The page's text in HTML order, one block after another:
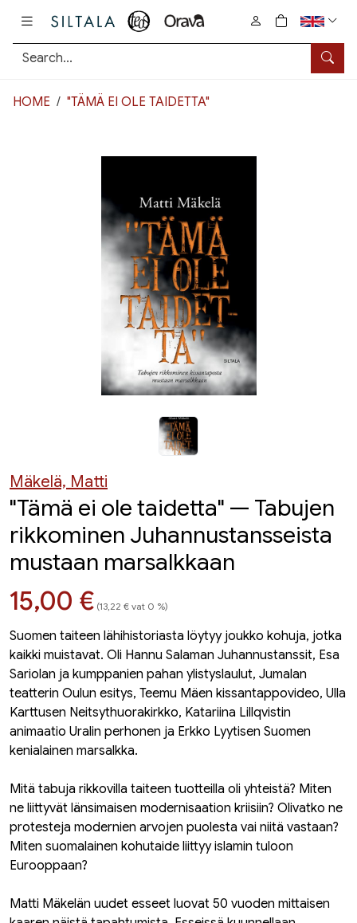
0
tuotetta
HOME "TÄMÄ EI OLE TAIDETTA"
Mäkelä, Matti
"Tämä ei ole taidetta" — Tabujen
rikkominen Juhannustansseista
mustaan marsalkkaan
Hinta nyt
15,00 € (13,22 € vat 0 %)
Suomen taiteen lähihistoriasta löytyy joukko kohuja, jotka
kaikki muistavat. Oli Hannu Salaman Juhannustanssit, Esa
Sariolan ja kumppanien pahan ylistyslaulut, Jumalan
teatterin Oulun esitys, Teemu Mäen kissantappovideo, Ulla
Karttusen Neitsythuorakirkko, Katariina Lillqvistin
animaatio Uralin perhonen ja Erkko Lyytisen Suomen
kenialainen marsalkka.
Mitä tabuja rikkovilla taiteen tuotteilla oli yhteistä? Miten
ne liittyvät länsimaisen modernisaation kriisiin? Olivatko ne
protesteja modernien arvojen puolesta vai niitä vastaan?
Miten suomalainen kohutaide liittyy islamin tuloon
Eurooppaan?
Matti Mäkelän uudet esseet luovat 50 vuoden mittaisen